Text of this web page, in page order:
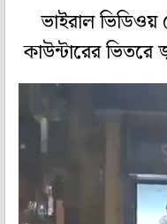
ভাইরাল ভিডিওয়
কাউন্টারের